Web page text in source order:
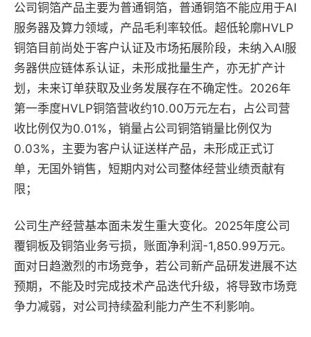
公司铜箔产品主要为普通铜箔，普通铜箔不能应用于AI
服务器及算力领域，产品毛利率较低。超低轮廓HVLP
铜箔目前尚处于客户认证及市场拓展阶段，未纳入AI服
务器供应链体系认证，未形成批量生产，亦无扩产计
划，未来订单获取及业务发展存在不确定性。2026年
第一季度HVLP铜箔营收约10.00万元左右，占公司营
收比例仅为0.01%，销量占公司铜箔销量比例仅为
0.03%，主要为客户认证送样产品，未形成正式订
单，无国外销售，短期内对公司整体经营业绩贡献有
限；
公司生产经营基本面未发生重大变化。2025年度公司
覆铜板及铜箔业务亏损，账面净利润-1,850.99万元。
面对日趋激烈的市场竞争，若公司新产品研发进展不达
预期，不能及时完成技术产品迭代升级，将导致市场竞
争力减弱，对公司持续盈利能力产生不利影响。